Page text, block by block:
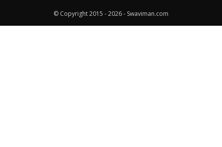
© Copyright 2015 -2026 - Swaviman.com